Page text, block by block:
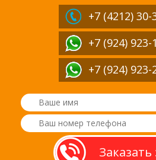
+7 (4212) 30-
+7 (924) 923-
+7 (924) 923-